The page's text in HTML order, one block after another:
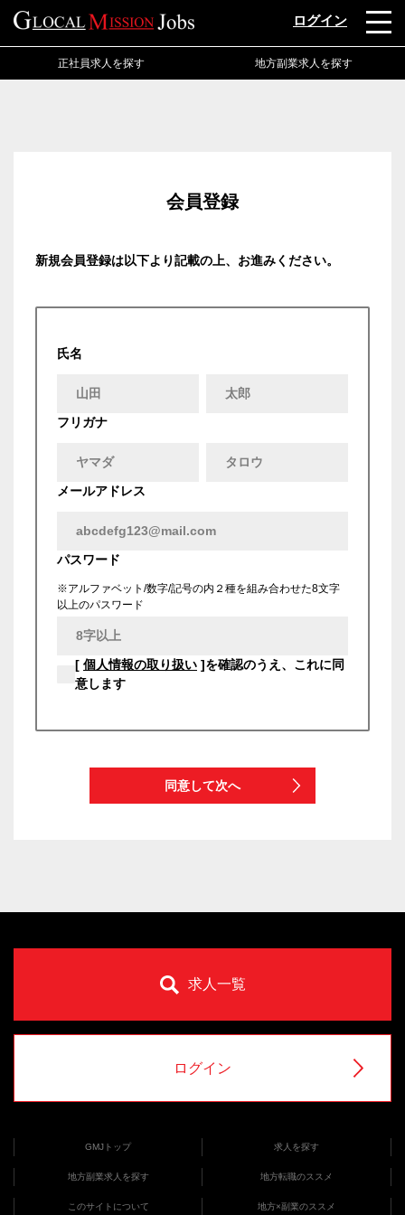
ログイン
正社員求人を探す 地方副業求人を探す
会員登録
新規会員登録は以下より記載の上、お進みください。
氏名
フリガナ
メールアドレス
パスワード
※アルファベット/数字/記号の内２種を組み合わせた8文字
以上のパスワード
[ 個人情報の取り扱い ]を確認のうえ、これに同
意します
同意して次へ
求人一覧
ログイン
GMJトップ 求人を探す
地方副業求人を探す 地方転職のススメ
このサイトについて 地方×副業のススメ